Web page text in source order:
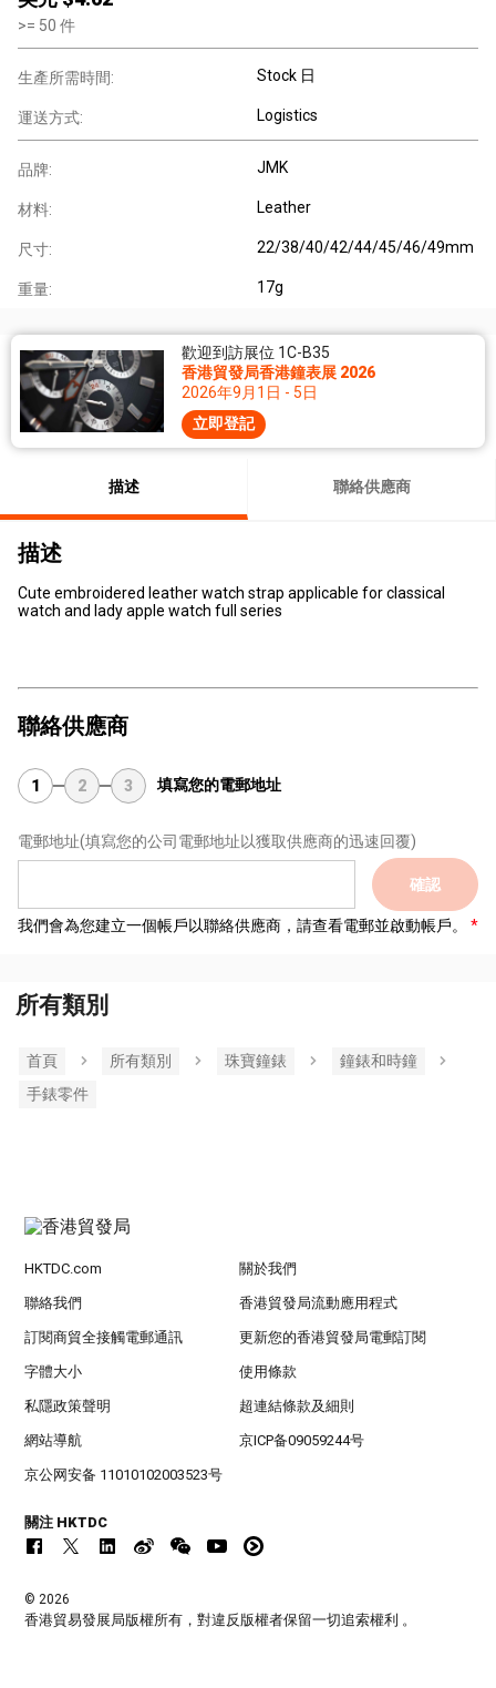
>= 50 件
生產所需時間: Stock 日
運送方式: Logistics
品牌: JMK
材料: Leather
尺寸: 22/38/40/42/44/45/46/49mm
重量: 17g
歡迎到訪展位 1C-B35
香港貿發局香港鐘表展 2026
2026年9月1日 - 5日
立即登記
描述 聯絡供應商
描述
Cute embroidered leather watch strap applicable for classical
watch and lady apple watch full series
聯絡供應商
1 2 3 填寫您的電郵地址
電郵地址(填寫您的公司電郵地址以獲取供應商的迅速回覆)
確認
我們會為您建立一個帳戶以聯絡供應商，請查看電郵並啟動帳戶。
所有類別
首頁 所有類別 珠寶鐘錶
鐘錶和時鐘
手錶零件
HKTDC.com 關於我們
聯絡我們 香港貿發局流動應用程式
訂閱商貿全接觸電郵通訊 更新您的香港貿發局電郵訂閱
字體大小 使用條款
私隱政策聲明 超連結條款及細則
網站導航 京ICP备09059244号
京公网安备 11010102003523号
關注 HKTDC
© 2026
香港貿易發展局版權所有，對違反版權者保留一切追索權利 。